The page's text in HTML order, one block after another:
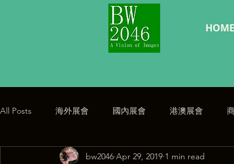
HOME
All Posts 海外展會 國內展會 港澳展會
公告
bw2046 Apr 29, 2019 1 min read